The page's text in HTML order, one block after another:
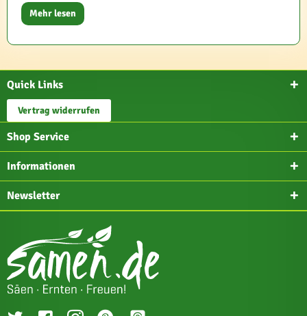
Mehr lesen
Quick Links
Vertrag widerrufen
Shop Service
Informationen
Newsletter